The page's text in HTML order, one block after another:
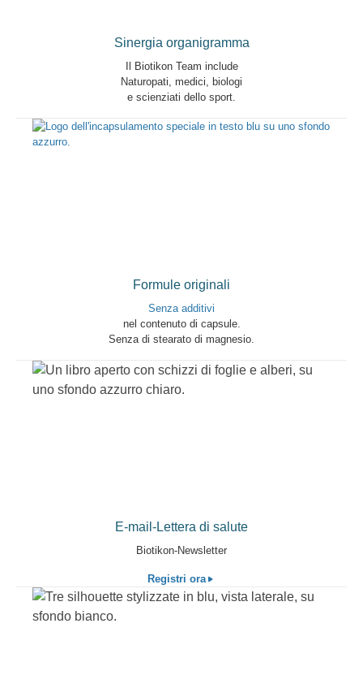
Sinergia organigramma
Il Biotikon Team include
Naturopati, medici, biologi
e scienziati dello sport.
Formule originali
Senza additivi
nel contenuto di capsule.
Senza di stearato di magnesio.
E-mail-Lettera di salute
Biotikon-Newsletter
Registri ora